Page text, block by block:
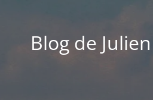
Blog de